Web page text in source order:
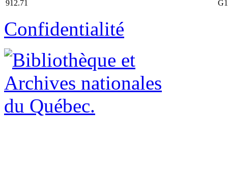
912.71
Confidentialité